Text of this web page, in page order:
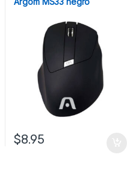
$8.95